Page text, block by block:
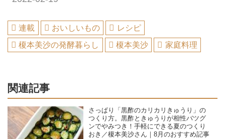
連載 おいしいもの
レシピ
榎本美沙の発酵暮らし
榎本美沙 家庭料理
関連記事
さっぱり「黒酢のカリカリきゅうり」の
つくり方。黒酢ときゅうりが相性バツグ
ンでやみつき！手軽にできる夏のつくり
おき／榎本美沙さん｜8月のおすすめ記事